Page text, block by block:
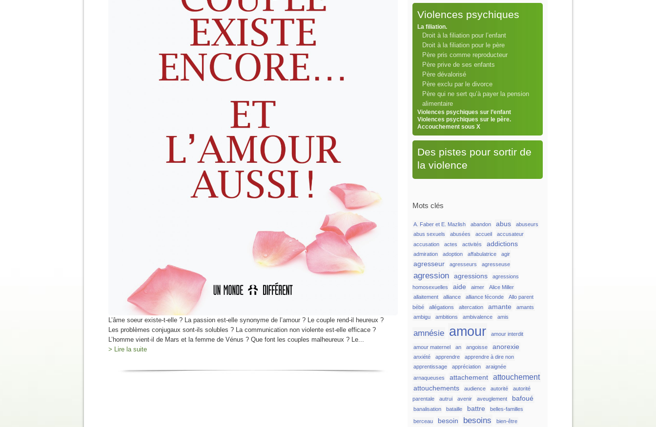
L’âme soeur existe-t-elle ? La passion est-elle synonyme de l’amour ? Le couple rend-il heureux ?
Les problèmes conjugaux sont-ils solubles ? La communication non violente est-elle efficace ?
L’homme vient-il de Mars et la femme de Vénus ? Que font les couples malheureux ? Le...
> Lire la suite
Violences psychiques
La filiation.
Droit à la filiation pour l’enfant
Droit à la filiation pour le père
Père pris comme reproducteur
Père prive de ses enfants
Père dévalorisé
Père exclu par le divorce
Père qui ne sert qu’à payer la pension
alimentaire
Violences psychiques sur l’enfant
Violences psychiques sur le père.
Accouchement sous X
Des pistes pour sortir de
la violence
Mots clés
A. Faber et E. Mazlish abandon abus
abuseurs
abus sexuels
abusées accueil
accusateur
accusation
actes activités addictions
admiration adoption affabulatrice agir
agresseur agresseurs agresseuse
agression agressions
agressions
homosexuelles
aide aimer
Alice Miller
allaitement
alliance alliance féconde
Allo parent
bébé
allégations altercation amante
amants
ambigu
ambitions ambivalence amis
amnésie amour amour interdit
amour maternel an angoisse anorexie
anxiété apprendre
apprendre à dire non
apprentissage
appréciation
araignée
arnaqueuses
attachement attouchement
attouchements audience autorité
autorité
parentale
autrui avenir aveuglement bafoué
banalisation bataille battre belles-familles
berceau besoin besoins
bien-être